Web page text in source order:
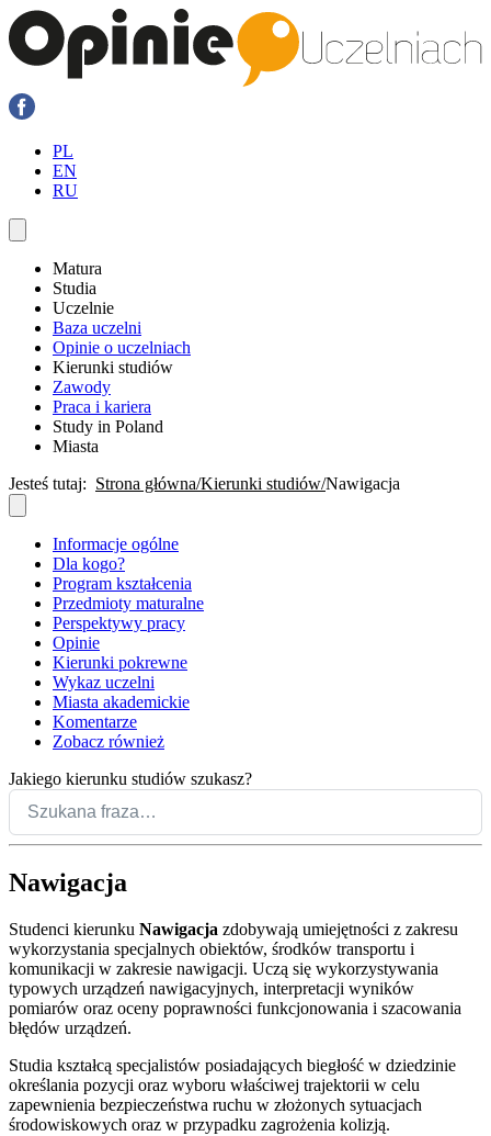
PL
EN
RU
Matura
Studia
Uczelnie
Baza uczelni
Opinie o uczelniach
Kierunki studiów
Zawody
Praca i kariera
Study in Poland
Miasta
Jesteś tutaj: Strona główna Kierunki studiów Nawigacja
Informacje ogólne
Dla kogo?
Program kształcenia
Przedmioty maturalne
Perspektywy pracy
Opinie
Kierunki pokrewne
Wykaz uczelni
Miasta akademickie
Komentarze
Zobacz również
Jakiego kierunku studiów szukasz?
Nawigacja
Studenci kierunku Nawigacja zdobywają umiejętności z zakresu
wykorzystania specjalnych obiektów, środków transportu i
komunikacji w zakresie nawigacji. Uczą się wykorzystywania
typowych urządzeń nawigacyjnych, interpretacji wyników
pomiarów oraz oceny poprawności funkcjonowania i szacowania
błędów urządzeń.
Studia kształcą specjalistów posiadających biegłość w dziedzinie
określania pozycji oraz wyboru właściwej trajektorii w celu
zapewnienia bezpieczeństwa ruchu w złożonych sytuacjach
środowiskowych oraz w przypadku zagrożenia kolizją.